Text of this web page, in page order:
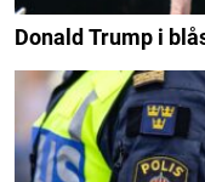
Donald Trump i